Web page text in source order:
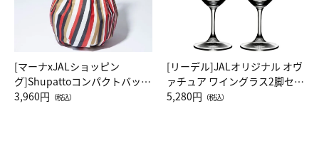
[マーナxJALショッピン
グ]Shupattoコンパクトバッグ
Drop JAL客室乗務員（LC）ス
3,960円 （税込）
[リーデル]JALオリジナル オヴ
ァチュア ワイングラス2脚セッ
ト（レッドワイン）
5,280円 （税込）